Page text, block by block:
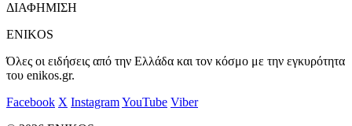
ΔΙΑΦΗΜΙΣΗ
ENIKOS
Όλες οι ειδήσεις από την Ελλάδα και τον κόσμο με την εγκυρότητα
του enikos.gr.
Facebook X InstagramYouTube Viber